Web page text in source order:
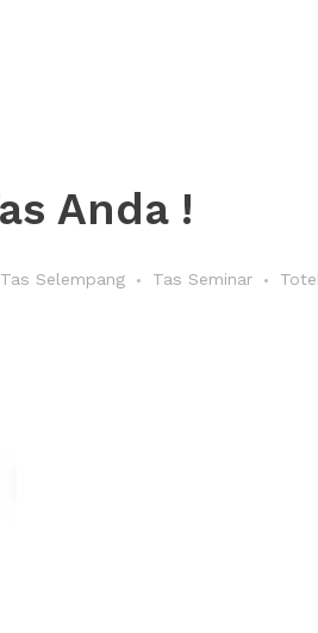
Anda !
Tas Selempang Tas Seminar